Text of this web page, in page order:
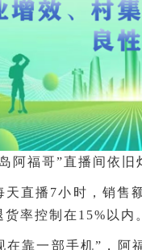
阿福哥”直播间依旧
天直播7小时，销售
货率控制在15%以内
在靠一部手机”，阿